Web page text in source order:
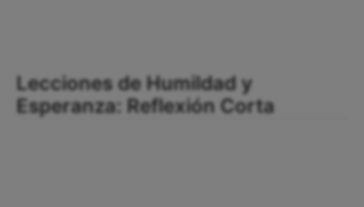
Lecciones de Humildad y
Esperanza: Reflexión Corta